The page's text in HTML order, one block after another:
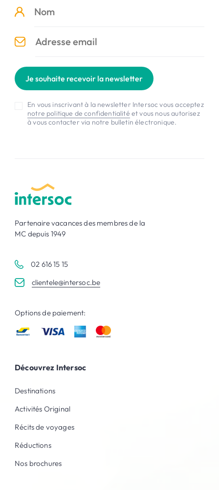
Je souhaite recevoir la newsletter
En vous inscrivant à la newsletter Intersoc vous acceptez
notre politique de confidentialité et vous nous autorisez
à vous contacter via notre bulletin électronique.
Partenaire vacances des membres de la
MC depuis 1949
02 616 15 15
clientele@intersoc.be
Options de paiement:
Découvrez Intersoc
Destinations
Activités Original
Récits de voyages
Réductions
Nos brochures